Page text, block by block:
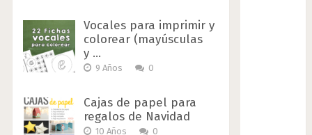
Vocales para imprimir y
colorear (mayúsculas
y …
9 Años 0
Cajas de papel para
regalos de Navidad
10 Años 0